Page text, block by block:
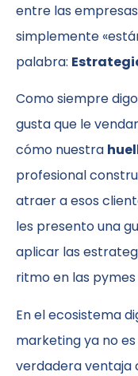
entre las
simplemente
palabra:
Como siempre
gusta que le
cómo nuestra
profesional
atraer a esos
les presento una
aplicar las
ritmo en las
En el ecosistema
marketing ya no
verdadera ventaja